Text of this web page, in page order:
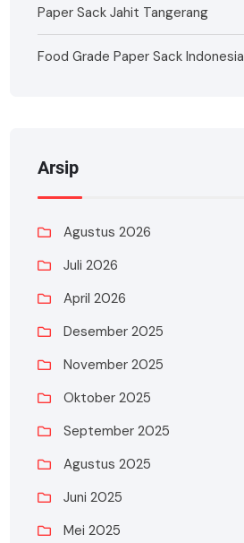
Paper Sack Jahit Tangerang
Food Grade Paper Sack Indonesia
Arsip
Agustus 2026
Juli 2026
April 2026
Desember 2025
November 2025
Oktober 2025
September 2025
Agustus 2025
Juni 2025
Mei 2025